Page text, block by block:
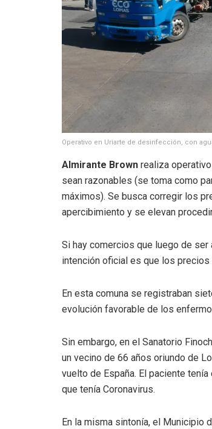
Operativo en Uriarte de desinfección, con
Almirante Brown realiza
sean razonables (se toma como
máximos). Se busca corregir los
apercibimiento y se elevan
Si hay comercios que luego de
intención oficial es que los
En esta comuna se registraban
evolución favorable de los
Sin embargo, en el Sanatorio
un vecino de 66 años oriundo de
vuelto de España. El paciente
que tenía Coronavirus.
En la misma sintonía, el Municipio